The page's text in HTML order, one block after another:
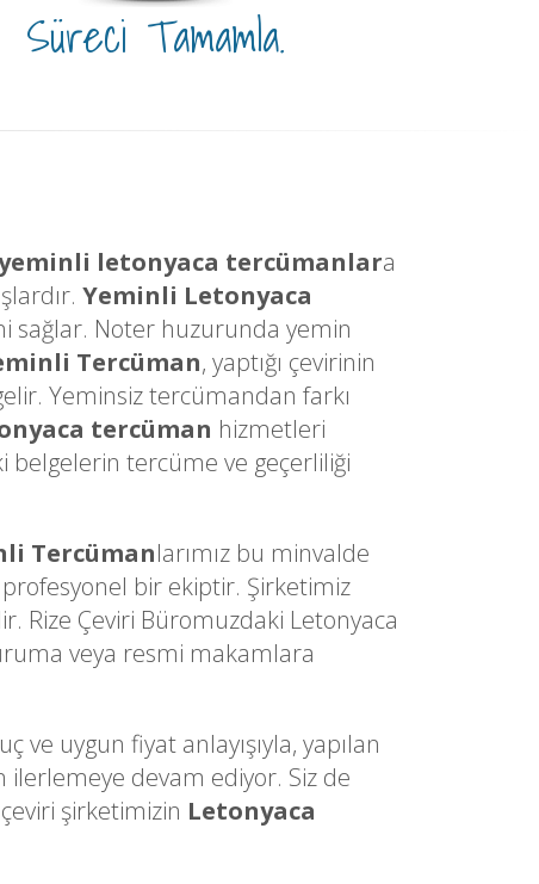
Süreci Tamamla.
letonyaca tercümanlara
Yeminli Letonyaca
sağlar. Noter huzurunda yemin
Tercüman, yaptığı çevirinin
Yeminsiz tercümandan farkı
tercüman hizmetleri
belgelerin tercüme ve geçerliliği
Tercümanlarımız bu minvalde
bir ekiptir. Şirketimiz
Rize Çeviri Büromuzdaki Letonyaca
veya resmi makamlara
ve uygun fiyat anlayışıyla, yapılan
devam ediyor. Siz de
şirketimizin Letonyaca